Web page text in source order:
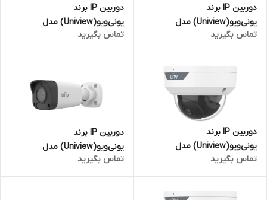
دوربین IP برند
یونی‌ویو(Uniview) مدل
4 مگاپیکسل
تماس بگیرید
دوربین IP برند
یونی‌ویو(Uniview) مدل
مگاپیکسل
تماس بگیرید
دوربین IP برند
یونی‌ویو(Uniview) مدل
مگاپیکسل
تماس بگیرید
دوربین IP برند
یونی‌ویو(Uniview) مدل
مگاپیکسل
تماس بگیرید